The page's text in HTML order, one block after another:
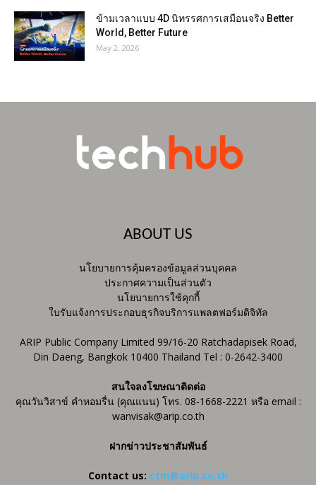
ข้ามเวลาแบบ 4D นิทรรศการเสมือนจริง Better
World, Better Future
May 2, 2026
ABOUT US
นโยบายการคุ้มครองข้อมูลส่วนบุคคล
ประกาศความเป็นส่วนตัว
นโยบายการใช้คุกกี้
ใบรับแจ้งการประกอบธุรกิจบริการแพลตฟอร์มดิจิทัล
ARIP Public Company Limited 99/16-20 Ratchadapisek Road,
Din Daeng, Bangkok 10400 Thailand Tel : 0-2642-3400
สนใจลงโฆษณาติดต่อ
คุณวันวิสาข์ คำหอมรื่น (คุณแนน) โทร. 08-1668-2221 หรือ email :
wanvisak@arip.co.th
ฝากข่าวประชาสัมพันธ์
Contact us: ctm@arip.co.th